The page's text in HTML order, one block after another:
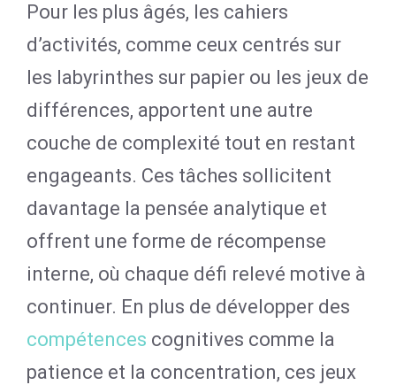
Pour les plus âgés, les cahiers
d’activités, comme ceux centrés sur
les labyrinthes sur papier ou les jeux de
différences, apportent une autre
couche de complexité tout en restant
engageants. Ces tâches sollicitent
davantage la pensée analytique et
offrent une forme de récompense
interne, où chaque défi relevé motive à
continuer. En plus de développer des
compétences cognitives comme la
patience et la concentration, ces jeux